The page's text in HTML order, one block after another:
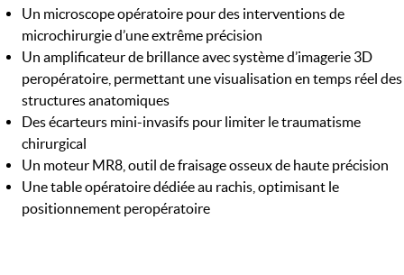
Un microscope opératoire pour des interventions de
microchirurgie d’une extrême précision
Un amplificateur de brillance avec système d’imagerie 3D
peropératoire, permettant une visualisation en temps réel des
structures anatomiques
Des écarteurs mini-invasifs pour limiter le traumatisme
chirurgical
Un moteur MR8, outil de fraisage osseux de haute précision
Une table opératoire dédiée au rachis, optimisant le
positionnement peropératoire